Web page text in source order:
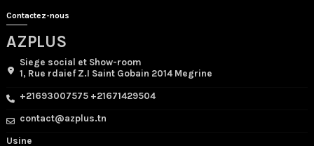
Contactez-nous
AZPLUS
Siege social et Show-room
1, Rue rdaief Z.I Saint Gobain 2014 Megrine
+21693007575 +21671429504
contact@azplus.tn
Usine